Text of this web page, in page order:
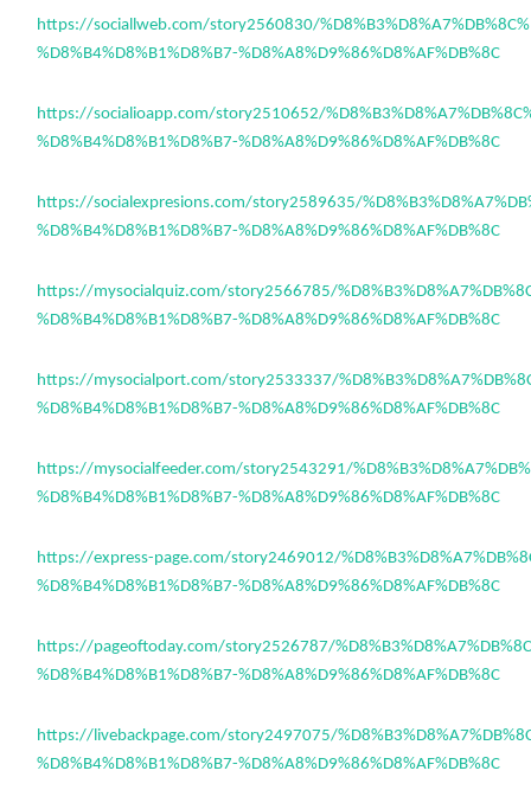
https://sociallweb.com/story2560830/
%D8%B4%D8%B1%D8%B7-%D8%A8%D9%86%D8%AF%DB%8C
https://socialioapp.com/story2510652/
%D8%B4%D8%B1%D8%B7-%D8%A8%D9%86%D8%AF%DB%8C
https://socialexpresions.com/story2589635/
%D8%B4%D8%B1%D8%B7-%D8%A8%D9%86%D8%AF%DB%8C
https://mysocialquiz.com/story2566785/
%D8%B4%D8%B1%D8%B7-%D8%A8%D9%86%D8%AF%DB%8C
https://mysocialport.com/story2533337/
%D8%B4%D8%B1%D8%B7-%D8%A8%D9%86%D8%AF%DB%8C
https://mysocialfeeder.com/story2543291/
%D8%B4%D8%B1%D8%B7-%D8%A8%D9%86%D8%AF%DB%8C
https://express-page.com/story2469012/
%D8%B4%D8%B1%D8%B7-%D8%A8%D9%86%D8%AF%DB%8C
https://pageoftoday.com/story2526787/
%D8%B4%D8%B1%D8%B7-%D8%A8%D9%86%D8%AF%DB%8C
https://livebackpage.com/story2497075/
%D8%B4%D8%B1%D8%B7-%D8%A8%D9%86%D8%AF%DB%8C